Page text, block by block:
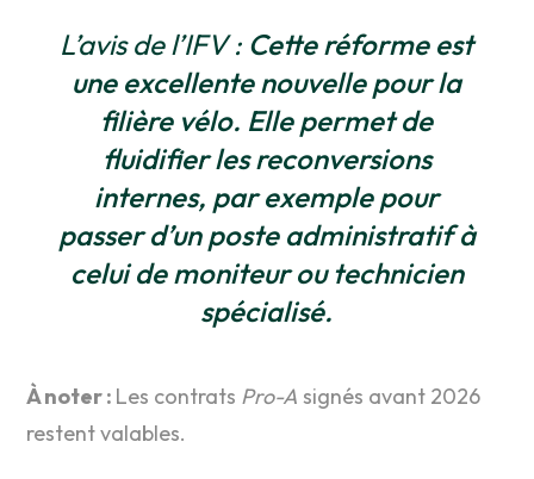
L’avis de l’IFV : Cette réforme est
une excellente nouvelle pour la
filière vélo. Elle permet de
fluidifier les reconversions
internes, par exemple pour
passer d’un poste administratif à
celui de moniteur ou technicien
spécialisé.
À noter : Les contrats Pro-A signés avant 2026
restent valables.